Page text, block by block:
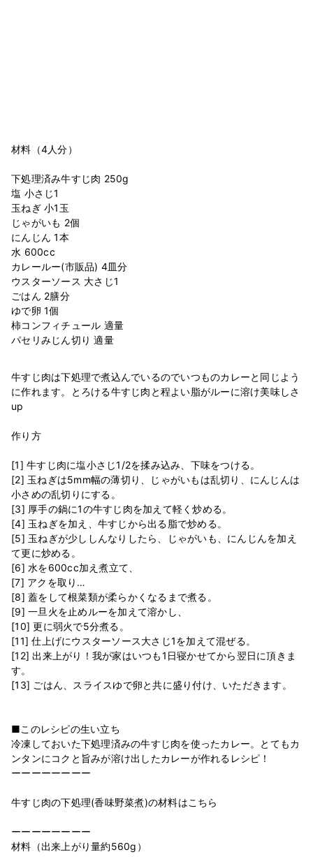
材料（4人分）
下処理済み牛すじ肉 250g
塩 小さじ1
玉ねぎ 小1玉
じゃがいも 2個
にんじん 1本
水 600cc
カレールー(市販品) 4皿分
ウスターソース 大さじ1
ごはん 2膳分
ゆで卵 1個
柿コンフィチュール 適量
パセリみじん切り 適量
牛すじ肉は下処理で煮込んでいるのでいつものカレーと同じよう
に作れます。とろける牛すじ肉と程よい脂がルーに溶け美味しさ
up
作り方
[1] 牛すじ肉に塩小さじ1/2を揉み込み、下味をつける。
[2] 玉ねぎは5mm幅の薄切り、じゃがいもは乱切り、にんじんは
小さめの乱切りにする。
[3] 厚手の鍋に1の牛すじ肉を加えて軽く炒める。
[4] 玉ねぎを加え、牛すじから出る脂で炒める。
[5] 玉ねぎが少ししんなりしたら、じゃがいも、にんじんを加え
て更に炒める。
[6] 水を600cc加え煮立て、
[7] アクを取り…
[8] 蓋をして根菜類が柔らかくなるまで煮る。
[9] 一旦火を止めルーを加えて溶かし、
[10] 更に弱火で5分煮る。
[11] 仕上げにウスターソース大さじ1を加えて混ぜる。
[12] 出来上がり！我が家はいつも1日寝かせてから翌日に頂きま
す。
[13] ごはん、スライスゆで卵と共に盛り付け、いただきます。
■このレシピの生い立ち
冷凍しておいた下処理済みの牛すじ肉を使ったカレー。とてもカ
ンタンにコクと旨みが溶け出したカレーが作れるレシピ！
ーーーーーーーー
牛すじ肉の下処理(香味野菜煮)の材料はこちら
ーーーーーーーー
材料（出来上がり量約560g）